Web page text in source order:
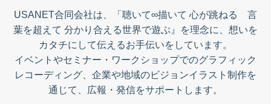
USANET合同会社は、「聴いて∞描いて 心が跳ねる 言
葉を超えて 分かり合える世界で遊ぶ』を理念に、想いを
カタチにして伝えるお手伝いをしています。
イベントやセミナー・ワークショップでのグラフィック
レコーディング、企業や地域のビジョンイラスト制作を
通じて、広報・発信をサポートします。